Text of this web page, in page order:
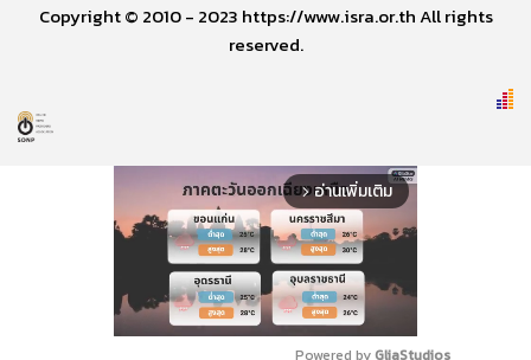
Copyright © 2010 - 2023 https://www.isra.or.th All rights
reserved.
arrow_forward_ios อ่านเพิ่มเติม
Powered by GliaStudios